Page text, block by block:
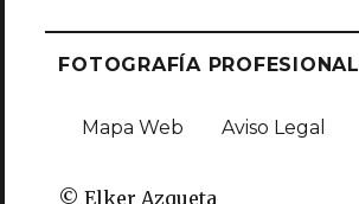
FOTOGRAFÍA PROFESIONAL
Mapa Web Aviso Legal
© Elker Azqueta